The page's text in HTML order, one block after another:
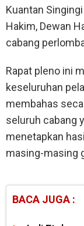
Kuantan
Hakim, Dewan
cabang
Rapat pleno ini
keseluruhan
membahas
seluruh cabang
menetapkan
masing-masing
BACA JUGA :